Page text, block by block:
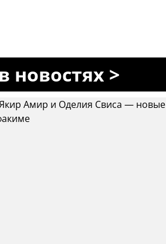
новостях >